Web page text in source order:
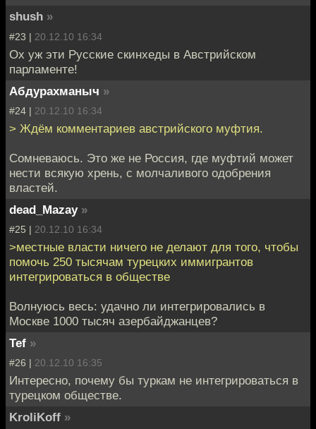
shush »
#23 | 20.12.10 16:34
Ох уж эти Русские скинхеды в Австрийском
парламенте!
Абдурахманыч »
#24 | 20.12.10 16:34
> Ждём комментариев австрийского муфтия.
Сомневаюсь. Это же не Россия, где муфтий может
нести всякую хрень, с молчаливого одобрения
властей.
dead_Mazay »
#25 | 20.12.10 16:34
>местные власти ничего не делают для того, чтобы
помочь 250 тысячам турецких иммигрантов
интегрироваться в обществе
Волнуюсь весь: удачно ли интегрировались в
Москве 1000 тысяч азербайджанцев?
Tef »
#26 | 20.12.10 16:35
Интересно, почему бы туркам не интегрироваться в
турецком обществе.
KroliKoff »